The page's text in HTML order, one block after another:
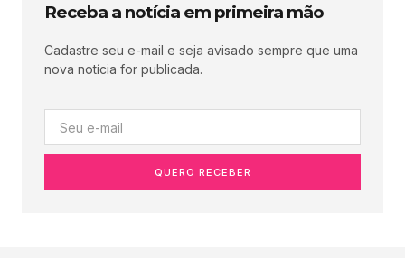
Receba a notícia em primeira mão
Cadastre seu e-mail e seja avisado sempre que uma
nova notícia for publicada.
QUERO RECEBER